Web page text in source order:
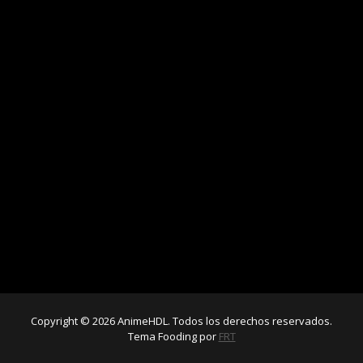
Copyright © 2026 AnimeHDL. Todos los derechos reservados.
Tema Fooding por FRT